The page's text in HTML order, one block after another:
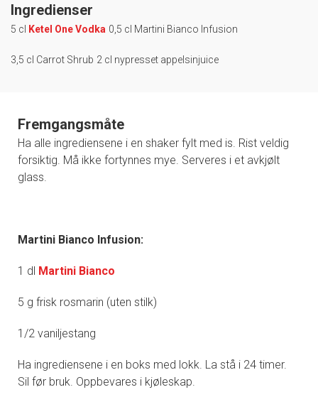
Ingredienser
5 cl Ketel One Vodka 0,5 cl Martini Bianco Infusion
3,5 cl Carrot Shrub 2 cl nypresset appelsinjuice
Fremgangsmåte
Ha alle ingrediensene i en shaker fylt med is. Rist veldig
forsiktig. Må ikke fortynnes mye. Serveres i et avkjølt
glass.
Martini Bianco Infusion:
1 dl Martini Bianco
5 g frisk rosmarin (uten stilk)
1/2 vaniljestang
Ha ingrediensene i en boks med lokk. La stå i 24 timer.
Sil før bruk. Oppbevares i kjøleskap.